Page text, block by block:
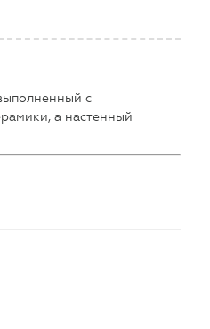
с
а настенный